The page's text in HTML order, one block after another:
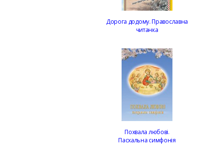
Дорога додому. Православна
читанка
Похвала любові.
Пасхальна симфонія